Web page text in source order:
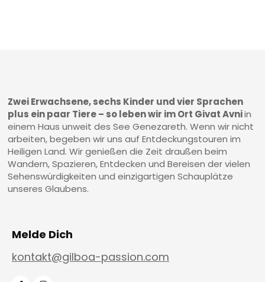
Zwei Erwachsene, sechs Kinder und vier Sprachen
plus ein paar Tiere – so leben wir im Ort Givat Avniin
einem Haus unweit des See Genezareth. Wenn wir nicht
arbeiten, begeben wir uns auf Entdeckungstouren im
Heiligen Land. Wir genießen die Zeit draußen beim
Wandern, Spazieren, Entdecken und Bereisen der vielen
Sehenswürdigkeiten und einzigartigen Schauplätze
unseres Glaubens.
Melde Dich
kontakt@gilboa-passion.com